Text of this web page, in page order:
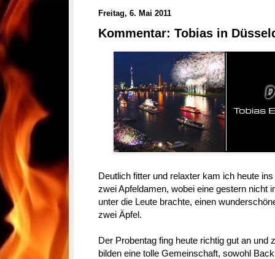
Freitag, 6. Mai 2011
Kommentar: Tobias in
Deutlich fitter und relaxter kam ich heute
zwei Apfeldamen, wobei eine gestern nicht
unter die Leute brachte, einen
zwei Äpfel.
Der Probentag fing heute richtig gut an
bilden eine tolle Gemeinschaft, sowohl